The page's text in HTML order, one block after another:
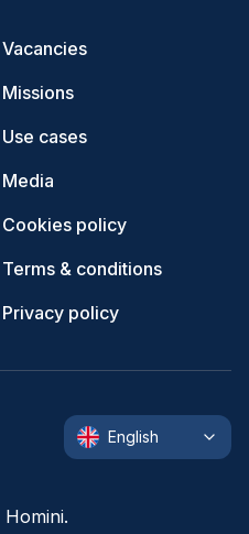
Vacancies
Missions
Use cases
Media
Cookies policy
Terms & conditions
Privacy policy
Homini.
English